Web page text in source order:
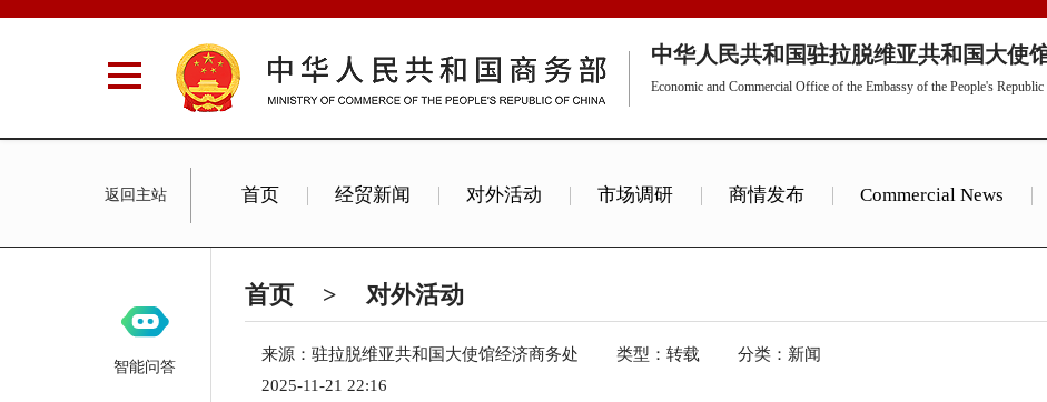
中华人民共和国驻拉脱维亚共和国大使
Economic and Commercial Office of the Embassy of the People's
返回主站 首页 经贸新闻 对外活动 市场调研 商情发布 Commercial News
Exhibition Info About Us China Policy
首页 > 对外活动
来源：驻拉脱维亚共和国大使馆经济商务处 类型：转载
分类：新闻
2025-11-21 22:16
智能问答